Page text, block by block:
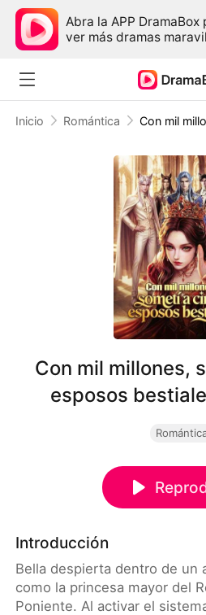
Abra la APP DramaBox
ver más dramas
Inicio Romántica
Con mil millones,
esposos
Introducción
Bella despierta dentro de un
como la princesa mayor del
Poniente. Al activar el